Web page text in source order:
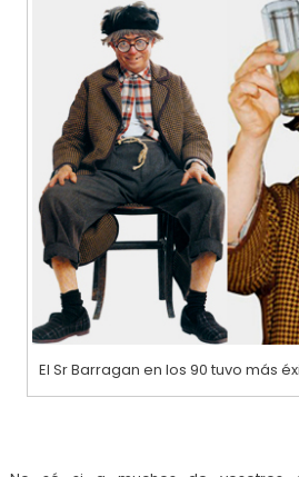
El Sr Barragan en los 90 tuvo más